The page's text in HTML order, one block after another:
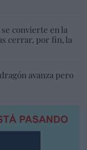
convierte en la
cerrar, por fin, la
avanza pero